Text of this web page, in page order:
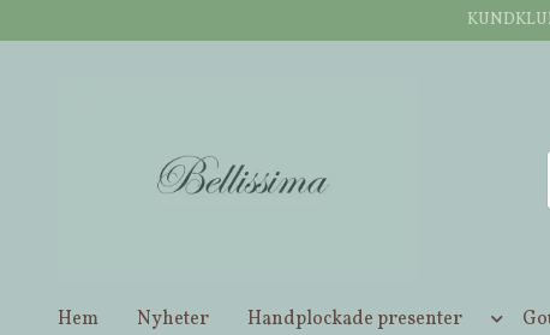
Öppettider butik Inderøy: Tisdag-lördag: 10:00-16:00.
Hem Nyheter Handplockade presenter